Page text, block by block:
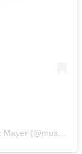
Una publicación compartida por Museo Franz Mayer (@museofranzmayer)